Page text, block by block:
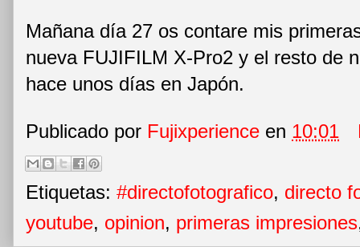
Mañana día 27 os contare mis
nueva FUJIFILM X-Pro2 y el resto de
hace unos días en Japón.
Publicado por Fujixperience en 10:01
Etiquetas: #directofotografico, directo
youtube, opinion, primeras impresiones